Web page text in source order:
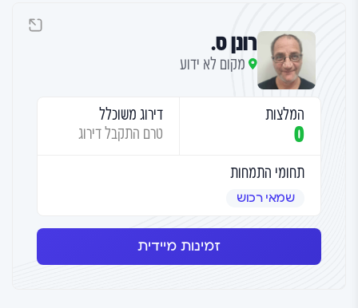
רונן ס.
מקום לא ידוע
המלצות
0
דירוג משוכלל
טרם התקבל דירוג
תחומי התמחות
שמאי רכוש
זמינות מיידית